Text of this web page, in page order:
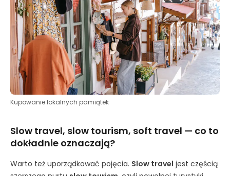
Kupowanie lokalnych pamiątek
Slow travel, slow tourism, soft travel — co to
dokładnie oznaczają?
Warto też uporządkować pojęcia. Slow travel jest częścią